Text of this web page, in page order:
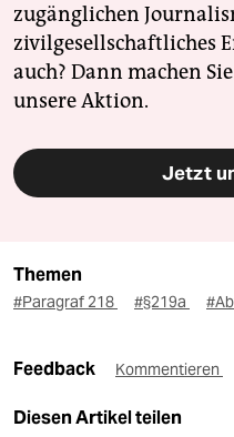
zugänglichen
zivilgesellschaftliches
auch? Dann machen
unsere Aktion.
Jetzt
Themen
#Paragraf 218 #§219a
Feedback Kommentieren
Diesen Artikel teilen